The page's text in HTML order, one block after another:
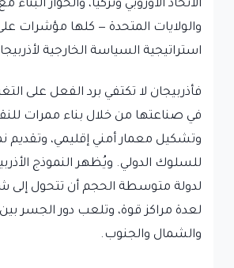
الاتحاد الأوروبي وتركيا، والحوار البنّاء
والولايات المتحدة — كلها مؤشرات
استراتيجية السياسة الخارجية
فأذربيجان لا تكتفي برد الفعل على
في صناعتها من خلال بناء ممرات
وتشكيل معمار أمني إقليمي، وتقديم
للسلوك الدولي. ويُظهر النموذج
لدولة متوسطة الحجم أن تتحول إلى
لعدة مراكز قوة، وتلعب دور الجسر
والشمال والجنوب.